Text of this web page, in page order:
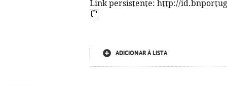
Link persistente: http://
ADICIONAR À LISTA